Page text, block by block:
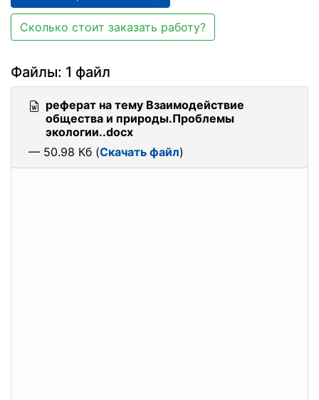
Сколько стоит заказать работу?
Файлы: 1 файл
реферат на тему Взаимодействие
общества и природы.Проблемы
экологии..docx
— 50.98 Кб (Скачать файл)